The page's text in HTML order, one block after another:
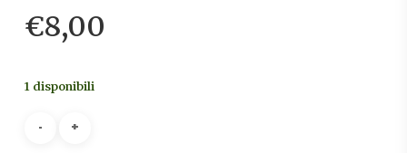
€8,00
1 disponibili